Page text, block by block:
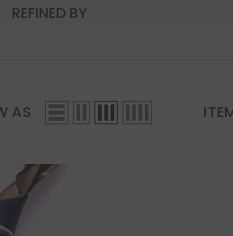
REFINED BY
AS